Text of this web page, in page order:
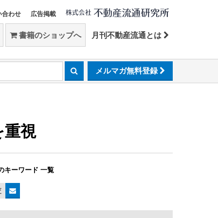
合わせ 広告掲載
書籍のショップへ 月刊不動産流通とは
メルマガ無料登録
重視
キーワード 一覧